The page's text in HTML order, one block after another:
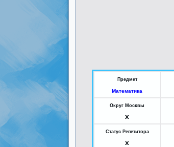
Предмет
Математика
Округ Москвы
x
Статус Репетитора
x